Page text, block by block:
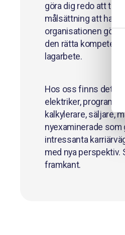
göra dig redo att ta
målsättning att ha
organisationen gör
den rätta
lagarbete.
Hos oss finns det
elektriker,
kalkylerare, säljare,
nyexaminerade
intressanta
med nya
framkant.